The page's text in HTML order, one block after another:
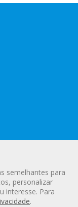
semelhantes para
personalizar
interesse. Para
.